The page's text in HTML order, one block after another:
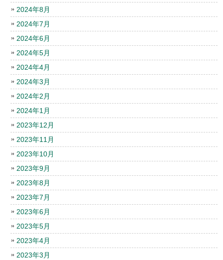
2024年8月
2024年7月
2024年6月
2024年5月
2024年4月
2024年3月
2024年2月
2024年1月
2023年12月
2023年11月
2023年10月
2023年9月
2023年8月
2023年7月
2023年6月
2023年5月
2023年4月
2023年3月